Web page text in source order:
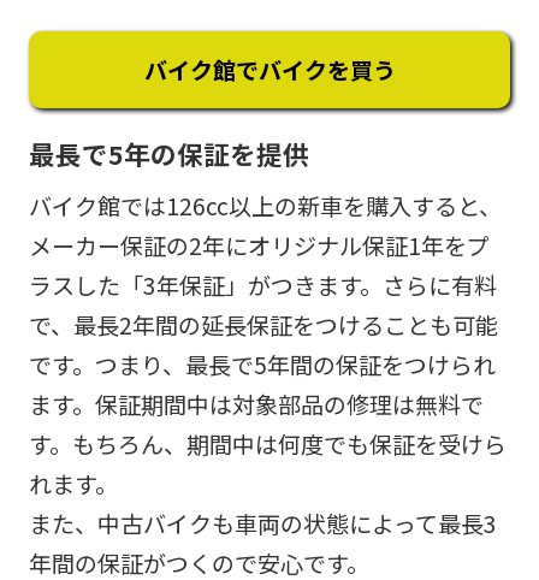
バイク館でバイクを買う
最長で5年の保証を提供
バイク館では126cc以上の新車を購入すると、
メーカー保証の2年にオリジナル保証1年をプ
ラスした「3年保証」がつきます。さらに有料
で、最長2年間の延長保証をつけることも可能
です。つまり、最長で5年間の保証をつけられ
ます。保証期間中は対象部品の修理は無料で
す。もちろん、期間中は何度でも保証を受けら
れます。
また、中古バイクも車両の状態によって最長3
年間の保証がつくので安心です。